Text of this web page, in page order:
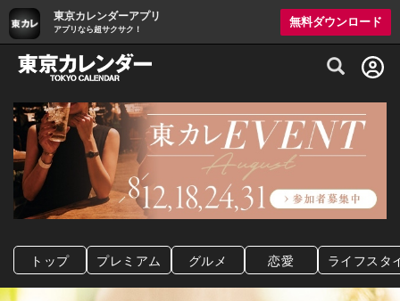
東京カレンダーアプリ
アプリなら超サクサク！
無料ダウンロード
グルメ情報・プレミアムレストラン予約
トップ プレミアム グルメ 恋愛 ライフスタ